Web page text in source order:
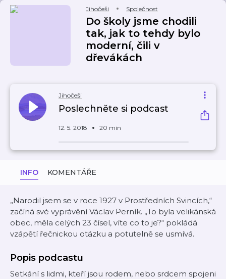
Jihočeši Společnost
Do školy jsme chodili
tak, jak to tehdy bylo
moderní, čili v
dřevákách
Jihočeši
Poslechněte si podcast
12. 5. 2018 20 min
INFO KOMENTÁŘE
„Narodil jsem se v roce 1927 v Prostředních Svincích,“
začíná své vyprávění Václav Perník. „To byla velikánská
obec, měla celých 23 čísel, víte co to je?“ pokládá
vzápětí řečnickou otázku a potutelně se usmívá.
Popis podcastu
Setkání s lidmi, kteří jsou rodem, nebo srdcem spojeni